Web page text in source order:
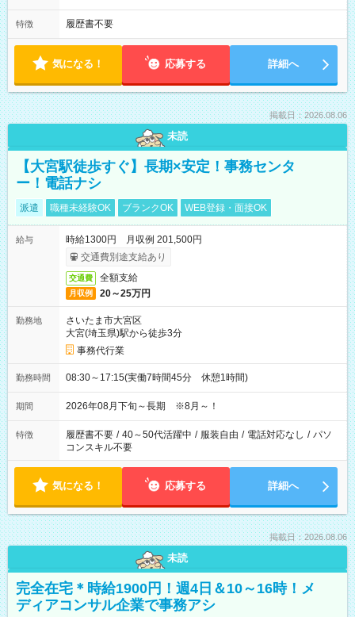
特徴 履歴書不要
気になる！ 応募する 詳細へ
掲載日：2026.08.06
未読
【大宮駅徒歩すぐ】長期×安定！事務センタ
ー！電話ナシ
派遣 職種未経験OK ブランクOK WEB登録・面接OK
給与
時給1300円 月収例 201,500円
交通費別途支給あり
交通費 全額支給
月収例 20～25万円
勤務地
さいたま市大宮区
大宮(埼玉県)駅から徒歩3分
事務代行業
勤務時間 08:30～17:15(実働7時間45分 休憩1時間)
期間 2026年08月下旬～長期 ※8月～！
特徴 履歴書不要 / 40～50代活躍中 / 服装自由 / 電話対応なし / パソ
コンスキル不要
気になる！ 応募する 詳細へ
掲載日：2026.08.06
未読
完全在宅＊時給1900円！週4日＆10～16時！メ
ディアコンサル企業で事務アシ